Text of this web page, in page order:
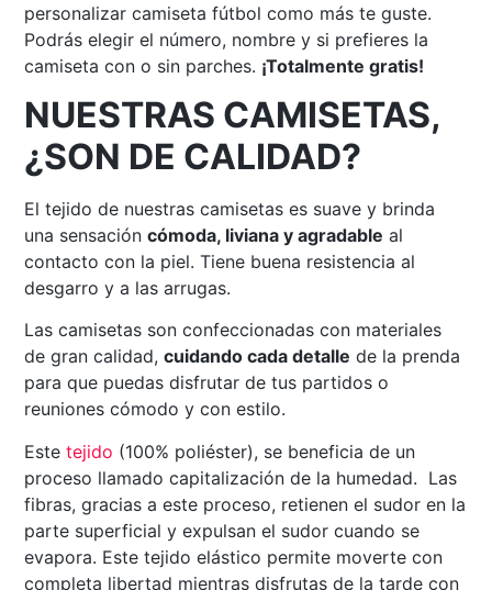
personalizar camiseta fútbol como más te guste.
Podrás elegir el número, nombre y si prefieres la
camiseta con o sin parches. ¡Totalmente gratis!
NUESTRAS CAMISETAS,
¿SON DE CALIDAD?
El tejido de nuestras camisetas es suave y brinda
una sensacióncómoda, liviana y agradable al
contacto con la piel. Tiene buena resistencia al
desgarro y a las arrugas.
Las camisetas son confeccionadas con materiales
de gran calidad,cuidando cada detalle de la prenda
para que puedas disfrutar de tus partidos o
reuniones cómodo y con estilo.
Estetejido (100% poliéster), se beneficia de un
proceso llamado capitalización de la humedad. Las
fibras, gracias a este proceso, retienen el sudor en la
parte superficial y expulsan el sudor cuando se
evapora. Este tejido elástico permite moverte con
completa libertad mientras disfrutas de la tarde con